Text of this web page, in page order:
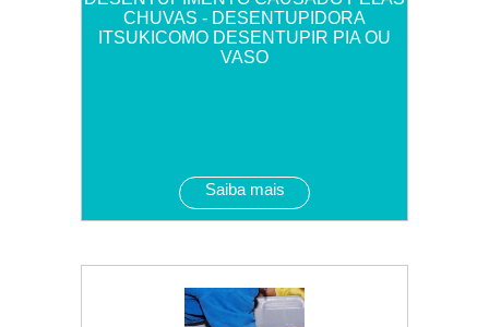
CHUVAS - DESENTUPIDORA
ITSUKICOMO DESENTUPIR PIA OU
VASO
Saiba mais